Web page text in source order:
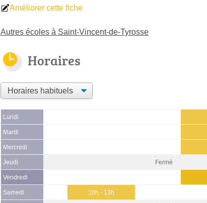
Améliorer cette fiche
Autres écoles à Saint-Vincent-de-Tyrosse
Horaires
Lundi
Mardi
Mercredi
Jeudi Fermé
Vendredi
Samedi 10h - 13h